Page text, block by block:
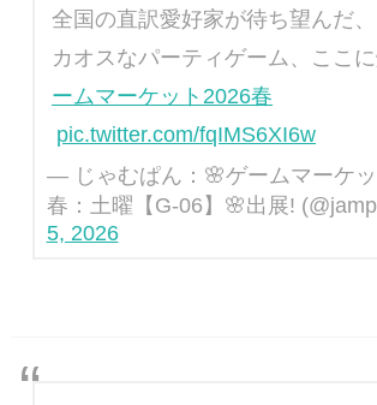
全国の直訳愛好家が待ち望んだ、
カオスなパーティゲーム、ここに
ームマーケット2026春
pic.twitter.com/fqIMS6XI6w
— じゃむぱん：🌸ゲームマーケ
春：土曜【G-06】🌸出展!
5, 2026